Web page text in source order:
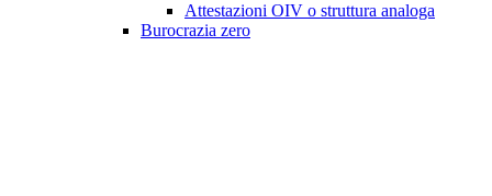
Attestazioni OIV o struttura analoga
Burocrazia zero